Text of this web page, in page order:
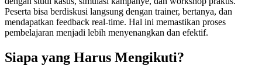
Peserta bisa berdiskusi langsung dengan trainer, bertanya, dan
mendapatkan feedback real-time. Hal ini memastikan proses
pembelajaran menjadi lebih menyenangkan dan efektif.
Siapa yang Harus Mengikuti?